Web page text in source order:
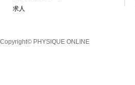
求人
Copyright© PHYSIQUE ONLINE